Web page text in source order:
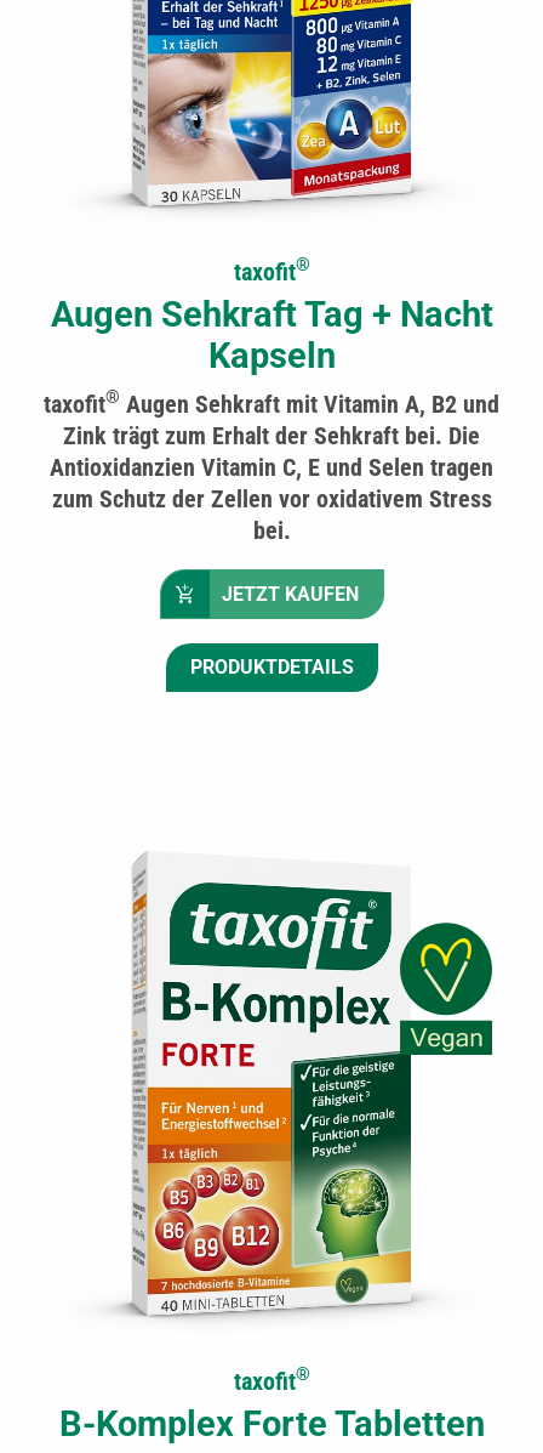
JETZT KAUFEN
PRODUKTDETAILS
taxofit®
Augen Sehkraft Tag + Nacht
Kapseln
taxofit® Augen Sehkraft mit Vitamin A, B2 und
Zink trägt zum Erhalt der Sehkraft bei. Die
Antioxidanzien Vitamin C, E und Selen tragen
zum Schutz der Zellen vor oxidativem Stress
bei.
taxofit®
B-Komplex Forte Tabletten